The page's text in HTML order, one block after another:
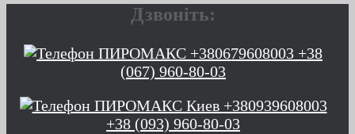
Дзвоніть:
+38
(067) 960-80-03
+38 (093) 960-80-03